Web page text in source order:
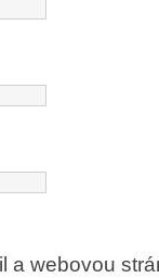
a webovou